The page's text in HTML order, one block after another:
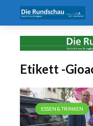
Etikett -
ESSEN & TRINKEN